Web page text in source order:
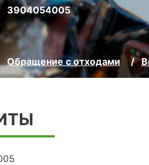
3904054005
Обращение с отходами